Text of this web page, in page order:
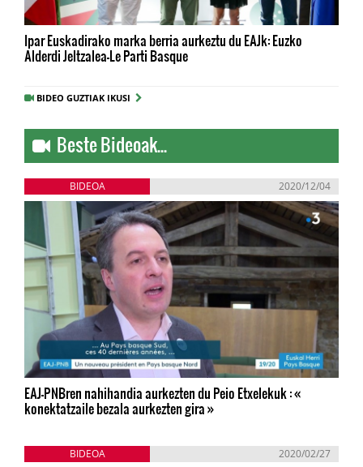
Ipar Euskadirako marka berria aurkeztu du EAJk: Euzko
Alderdi Jeltzalea-Le Parti Basque
BIDEO GUZTIAK IKUSI
Beste Bideoak...
BIDEOA 2020/12/04
EAJ-PNBren nahihandia aurkezten du Peio Etxelekuk : «
konektatzaile bezala aurkezten gira »
BIDEOA 2020/02/27